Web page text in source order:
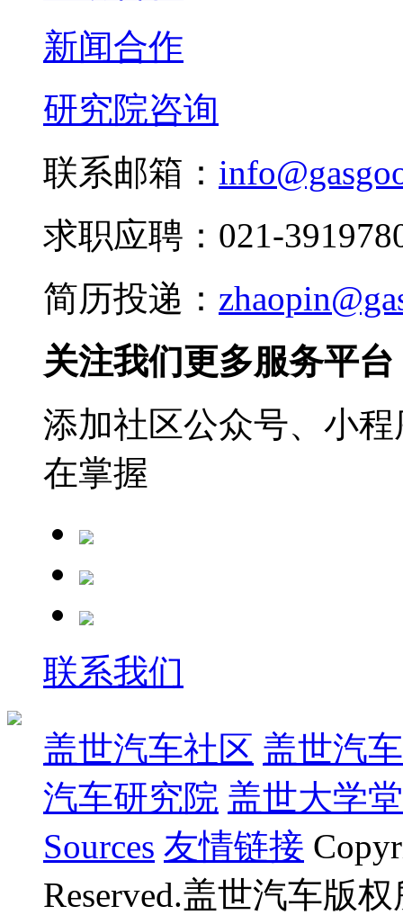
新闻合作
研究院咨询
联系邮箱：
求职应聘：021-
简历投递：
关注我们更多服务平台
添加社区公众号、小
在掌握
联系我们
盖世汽车社区 盖世汽
汽车研究院 盖世大学堂
Sources 友情链接
Reserved.盖世汽车版